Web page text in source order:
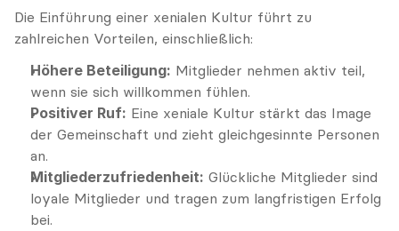
Die Einführung einer xenialen Kultur führt zu
zahlreichen Vorteilen, einschließlich:
Höhere Beteiligung: Mitglieder nehmen aktiv teil,
wenn sie sich willkommen fühlen.
Positiver Ruf: Eine xeniale Kultur stärkt das Image
der Gemeinschaft und zieht gleichgesinnte Personen
an.
Mitgliederzufriedenheit: Glückliche Mitglieder sind
loyale Mitglieder und tragen zum langfristigen Erfolg
bei.